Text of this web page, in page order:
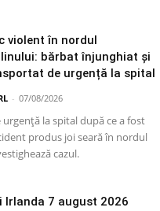
violent în nordul
bărbat înjunghiat și
de urgență la spital
- 07/08/2026
la spital după ce a fost
produs joi seară în nordul
cazul.
Irlanda 7 august 2026